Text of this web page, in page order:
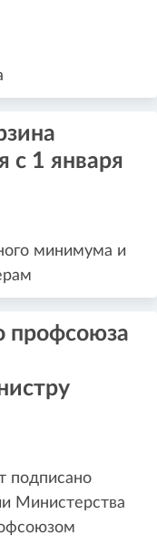
с 1 января
минимума и
профсоюза
подписано
Министерства